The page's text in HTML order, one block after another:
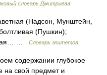
словарь Дмитриева
(Надсон, Мунштейн,
(Пушкин);
…
Словарь эпитетов
содержании глубокое
на свой предмет и